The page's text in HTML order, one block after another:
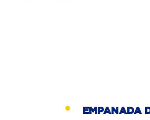
EMPANADA